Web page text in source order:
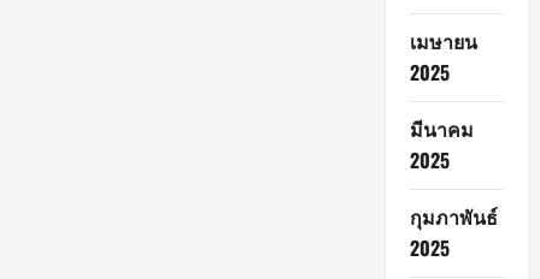
เมษายน
2025
มีนาคม
2025
กุมภาพันธ์
2025